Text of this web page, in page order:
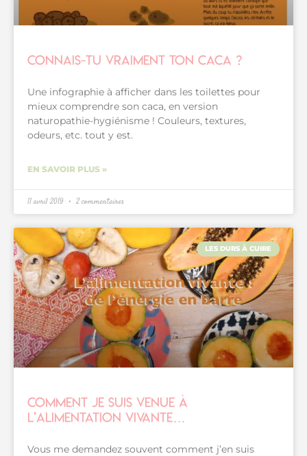
Connais-tu vraiment ton caca ?
Une infographie à afficher dans les toilettes pour
mieux comprendre son caca, en version
naturopathie-hygiénisme ! Couleurs, textures,
odeurs, etc. tout y est.
EN SAVOIR PLUS »
11 avril 2019 2 commentaires
LES DURS À CUIRE
Comment je suis venue à
l’alimentation vivante…
Vous me demandez souvent comment j’en suis